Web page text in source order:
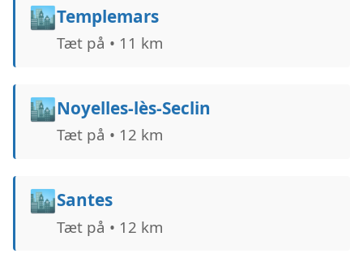
🏙️Templemars
Tæt på • 11 km
🏙️Noyelles-lès-Seclin
Tæt på • 12 km
🏙️Santes
Tæt på • 12 km